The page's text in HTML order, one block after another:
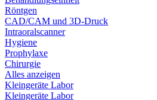
Röntgen
CAD/CAM und 3D-Druck
Intraoralscanner
Hygiene
Prophylaxe
Chirurgie
Alles anzeigen
Kleingeräte Labor
Kleingeräte Labor